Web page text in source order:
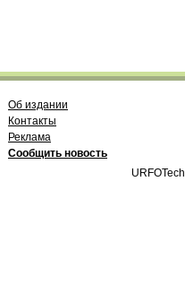
Об издании
Контакты
Реклама
Сообщить новость